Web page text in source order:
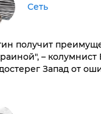
Сеть
получит
–
Запад от